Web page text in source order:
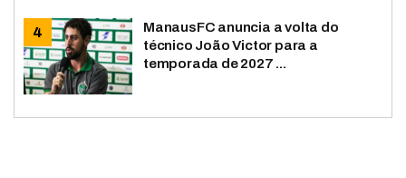
ManausFC anuncia a volta do
técnico João Victor para a
temporada de 2027 ...